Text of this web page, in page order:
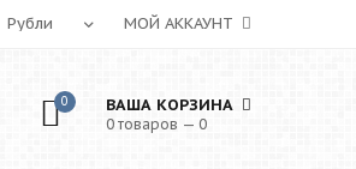
МОЙ АККАУНТ
0 ВАША КОРЗИНА
0 товаров — 0